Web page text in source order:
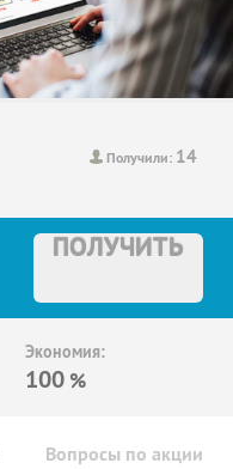
Получили: 14
ПОЛУЧИТЬ
Экономия:
100 %
Вопросы по акции